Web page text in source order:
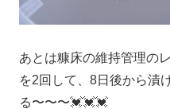
あとは糠床の維持管理の
を2回して、8日後から漬
る〜〜〜💓💓💓